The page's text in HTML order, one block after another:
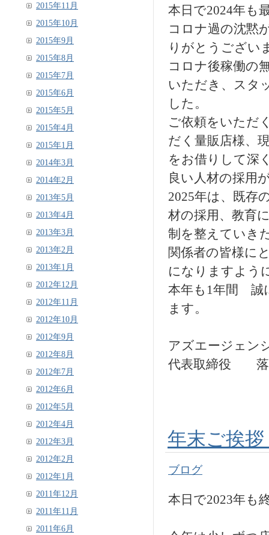
本日で2024年も
コロナ過の沈黙
りがとうござい
コロナ後稼働の
いただき、スタ
した。
ご依頼をいただ
だく量販店様、
をお借りして深
良い人材の採用
2025年は、既存
材の採用、教育
制を整えていき
関係者の皆様に
になりますよう
本年も1年間 誠
ます。
アズエージェン
代表取締役
年末ご挨
ブログ
本日で2023年も
2015年11月
2015年10月
2015年9月
2015年8月
2015年7月
2015年6月
2015年5月
2015年4月
2015年1月
2014年3月
2014年2月
2013年5月
2013年4月
2013年3月
2013年2月
2013年1月
2012年12月
2012年11月
2012年10月
2012年9月
2012年8月
2012年7月
2012年6月
2012年5月
2012年4月
2012年3月
2012年2月
2012年1月
2011年12月
2011年11月
2011年6月